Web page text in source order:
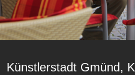
Künstlerstadt Gmünd,